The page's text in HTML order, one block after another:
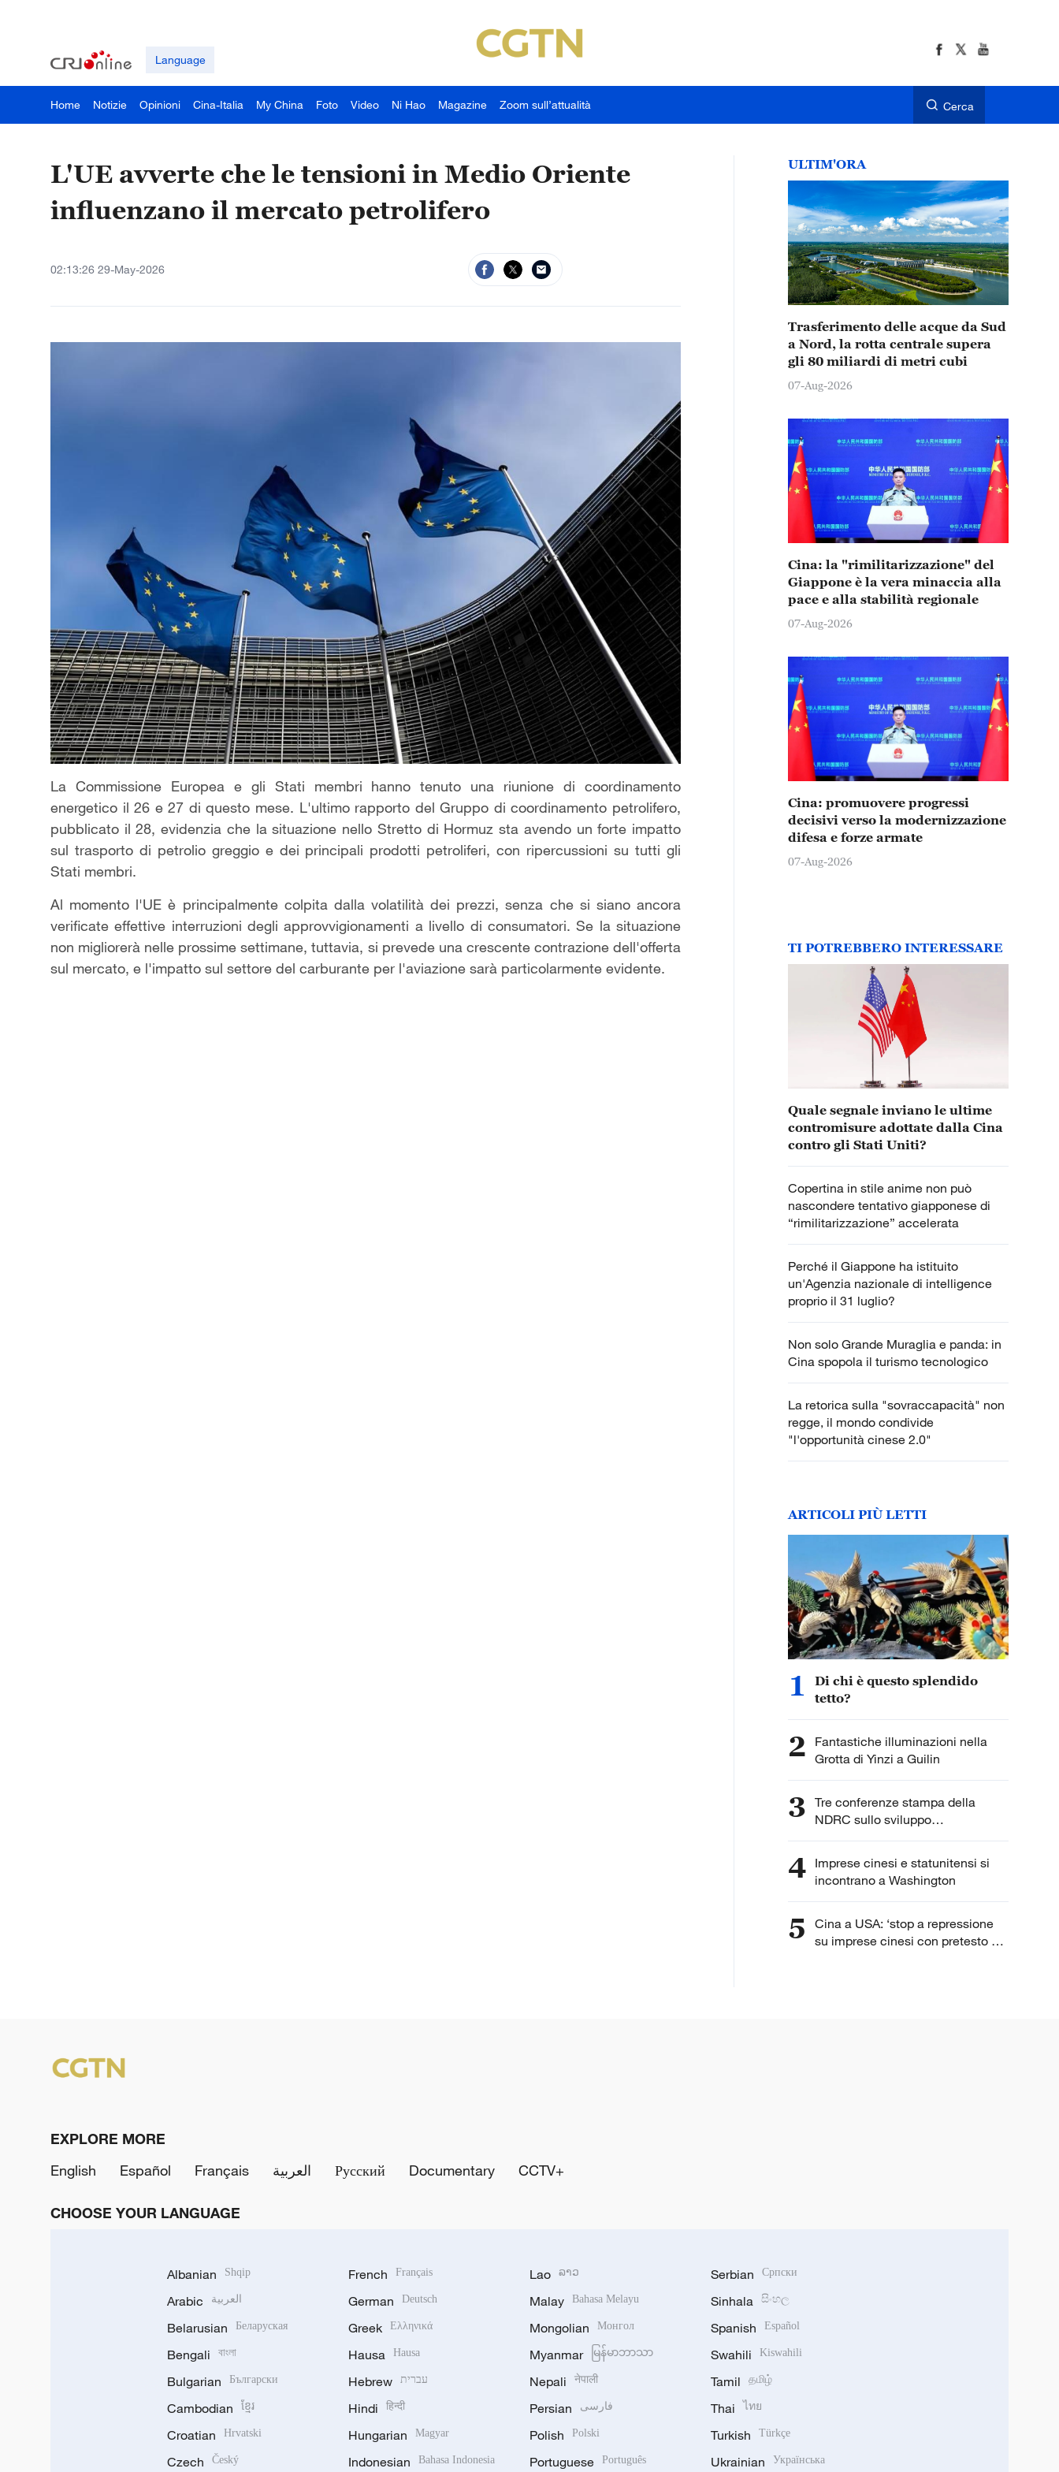
Language
Home Notizie Opinioni Cina-Italia My China Foto Video Ni Hao Magazine Zoom sull’attualità Cerca
L'UE avverte che le tensioni in Medio Oriente
influenzano il mercato petrolifero
02:13:26 29-May-2026
La Commissione Europea e gli Stati membri hanno tenuto una riunione di coordinamento
energetico il 26 e 27 di questo mese. L'ultimo rapporto del Gruppo di coordinamento petrolifero,
pubblicato il 28, evidenzia che la situazione nello Stretto di Hormuz sta avendo un forte impatto
sul trasporto di petrolio greggio e dei principali prodotti petroliferi, con ripercussioni su tutti gli
Stati membri.
Al momento l'UE è principalmente colpita dalla volatilità dei prezzi, senza che si siano ancora
verificate effettive interruzioni degli approvvigionamenti a livello di consumatori. Se la situazione
non migliorerà nelle prossime settimane, tuttavia, si prevede una crescente contrazione dell'offerta
sul mercato, e l'impatto sul settore del carburante per l'aviazione sarà particolarmente evidente.
ULTIM'ORA
Trasferimento delle acque da Sud
a Nord, la rotta centrale supera
gli 80 miliardi di metri cubi
07-Aug-2026
Cina: la "rimilitarizzazione" del
Giappone è la vera minaccia alla
pace e alla stabilità regionale
07-Aug-2026
Cina: promuovere progressi
decisivi verso la modernizzazione
difesa e forze armate
07-Aug-2026
TI POTREBBERO INTERESSARE
Quale segnale inviano le ultime
contromisure adottate dalla Cina
contro gli Stati Uniti?
Copertina in stile anime non può
nascondere tentativo giapponese di
“rimilitarizzazione” accelerata
Perché il Giappone ha istituito
un'Agenzia nazionale di intelligence
proprio il 31 luglio?
Non solo Grande Muraglia e panda: in
Cina spopola il turismo tecnologico
La retorica sulla "sovraccapacità" non
regge, il mondo condivide
"l'opportunità cinese 2.0"
ARTICOLI PIÙ LETTI
1
Di chi è questo splendido
tetto?
2
Fantastiche illuminazioni nella
Grotta di Yinzi a Guilin
3 Tre conferenze stampa della
NDRC sullo sviluppo
dell'intelligenza artificiale
4 Imprese cinesi e statunitensi si
incontrano a Washington
5
Cina a USA: ‘stop a repressione
su imprese cinesi con pretesto di
EXPLORE MORE
English
Español Français العربية Русский Documentary CCTV+
CHOOSE YOUR LANGUAGE
Albanian Shqip
Arabic العربية
Belarusian Беларуская
Bengali বাংলা
Bulgarian Български
Cambodian ខ្មែរ
Croatian Hrvatski
Czech Český
French Français
German Deutsch
Greek Ελληνικά
Hausa Hausa
Hebrew עברית
Hindi हिन्दी
Hungarian Magyar
Indonesian Bahasa Indonesia
Lao ລາວ
Malay Bahasa Melayu
Mongolian Монгол
Myanmar မြန်မာဘာသာ
Nepali नेपाली
Persian فارسی
Polish Polski
Portuguese Português
Serbian Српски
Sinhala සිංහල
Spanish Español
Swahili Kiswahili
Tamil தமிழ்
Thai ไทย
Turkish Türkçe
Ukrainian Українська